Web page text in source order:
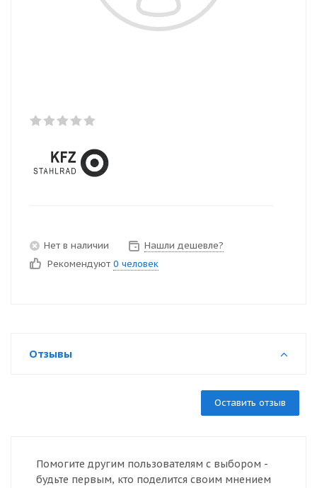
Нет в наличии
Нашли дешевле?
Рекомендуют 0 человек
Отзывы
Оставить отзыв
Помогите другим пользователям с выбором -
будьте первым, кто поделится своим мнением